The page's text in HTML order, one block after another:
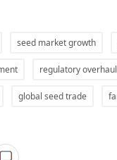
seed market growth
regulatory overhaul
global seed trade
पुलिस लाठीचार्ज-